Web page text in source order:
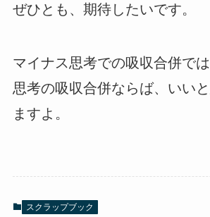
ぜひとも、期待したいです。
マイナス思考での吸収合併で
思考の吸収合併ならば、いい
ますよ。
スクラップブック